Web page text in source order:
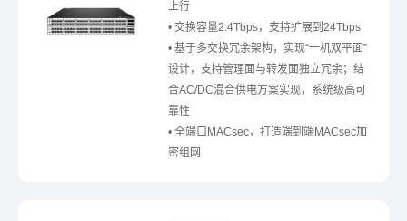
上行
• 交换容量2.4Tbps，支持扩展到24Tbps
• 基于多交换冗余架构，实现“一机双平面”
设计，支持管理面与转发面独立冗余；结
合AC/DC混合供电方案实现，系统级高可
靠性
• 全端口MACsec，打造端到端MACsec加
密组网